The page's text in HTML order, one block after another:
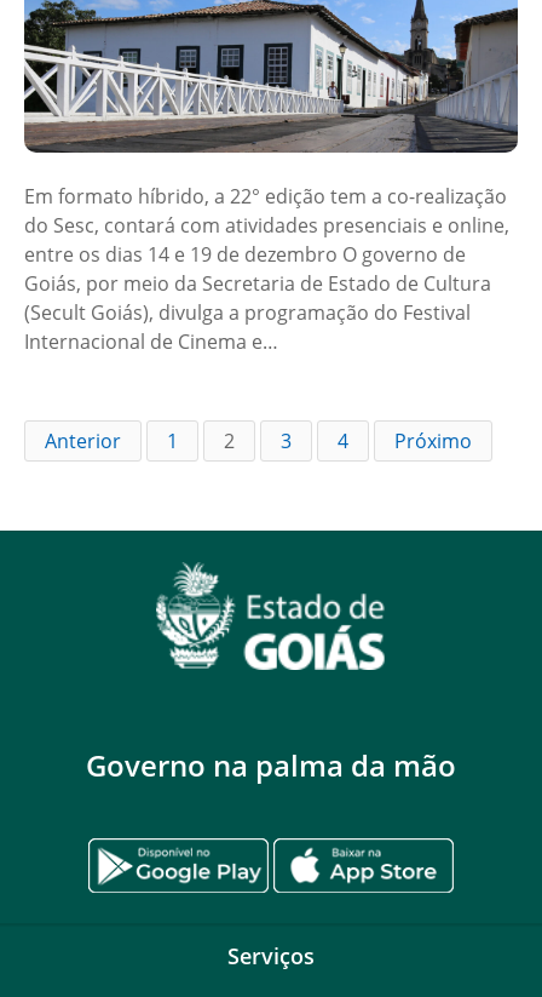
Em formato híbrido, a 22° edição tem a co-realização
do Sesc, contará com atividades presenciais e online,
entre os dias 14 e 19 de dezembro O governo de
Goiás, por meio da Secretaria de Estado de Cultura
(Secult Goiás), divulga a programação do Festival
Internacional de Cinema e…
Anterior 1 2 3 4 Próximo
Governo na palma da mão
Serviços